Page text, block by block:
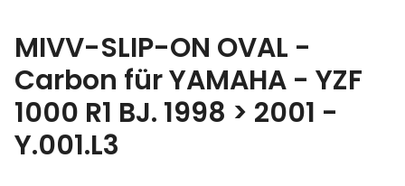
MIVV-SLIP-ON OVAL -
Carbon für YAMAHA - YZF
1000 R1 BJ. 1998 > 2001 -
Y.001.L3